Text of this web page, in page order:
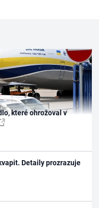
které ohrožoval v
Detaily prozrazuje